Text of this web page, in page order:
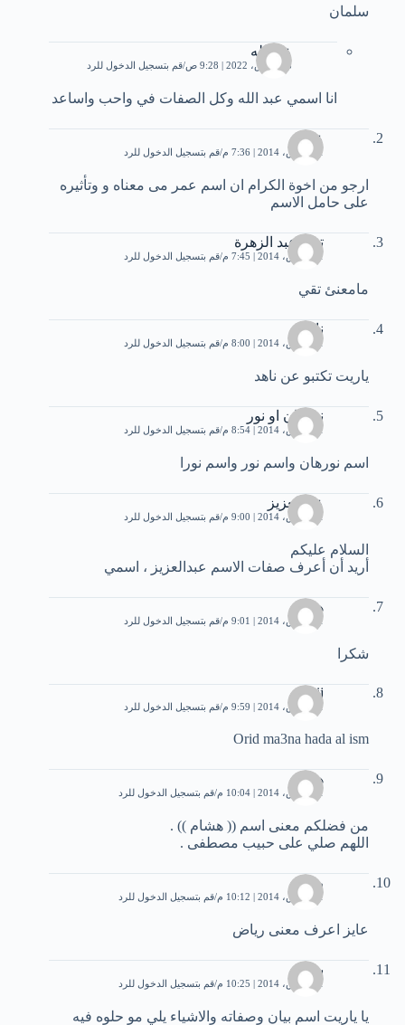
سلمان
عبدالله
28 مارس، 2022 | 9:28 ص قم بتسجيل الدخول للرد
انا اسمي عبد الله وكل الصفات في واحب واساعد
عمر
31 مارس، 2014 | 7:36 م قم بتسجيل الدخول للرد
ارجو من اخوة الكرام ان اسم عمر مى معناه و وتأثيره
على حامل الاسم
تقي عبد الزهرة
31 مارس، 2014 | 7:45 م قم بتسجيل الدخول للرد
مامعنئ تقي
ناهد
31 مارس، 2014 | 8:00 م قم بتسجيل الدخول للرد
ياريت تكتبو عن ناهد
نورهان او نور
31 مارس، 2014 | 8:54 م قم بتسجيل الدخول للرد
اسم نورهان واسم نور واسم نورا
عبدالعزيز
31 مارس، 2014 | 9:00 م قم بتسجيل الدخول للرد
السلام عليكم
أريد أن أعرف صفات الاسم عبدالعزيز ، اسمي
هدى
31 مارس، 2014 | 9:01 م قم بتسجيل الدخول للرد
شكرا
arij
31 مارس، 2014 | 9:59 م قم بتسجيل الدخول للرد
Orid ma3na hada al ism
هشام
31 مارس، 2014 | 10:04 م قم بتسجيل الدخول للرد
من فضلكم معنى اسم (( هشام )) .
اللهم صلي على حبيب مصطفى .
رياض
31 مارس، 2014 | 10:12 م قم بتسجيل الدخول للرد
عايز اعرف معنى رياض
بيان
31 مارس، 2014 | 10:25 م قم بتسجيل الدخول للرد
يا ياريت اسم بيان وصفاته والاشياء يلي مو حلوه فيه